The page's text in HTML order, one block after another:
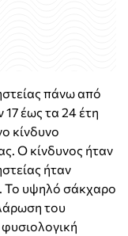
πάνω από
έως τα 24 έτη
κίνδυνο
Ο κίνδυνος ήταν
ήταν
Το υψηλό σάκχαρο
του